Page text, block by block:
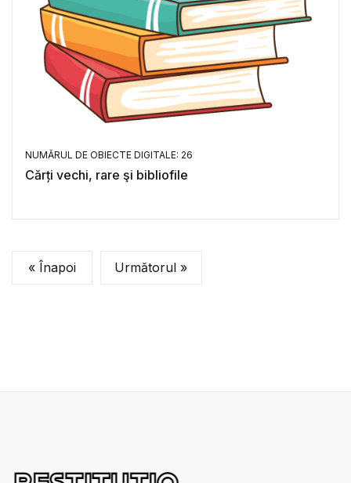
NUMĂRUL DE OBIECTE DIGITALE: 26
Cărți vechi, rare şi bibliofile
« Înapoi Următorul »